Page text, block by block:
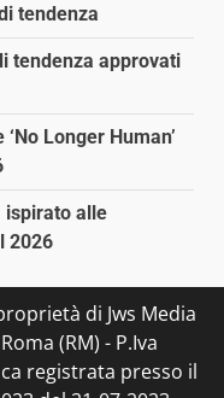
tendenza
tendenza approvati
Longer Human’
ispirato alle
2026
di Jws Media
(RM) - P.Iva
registrata presso il